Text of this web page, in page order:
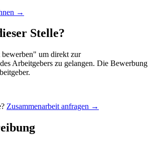
→
Stelle?
um direkt zur
Arbeitgebers zu gelangen. Die Bewerbung
Zusammenarbeit anfragen →